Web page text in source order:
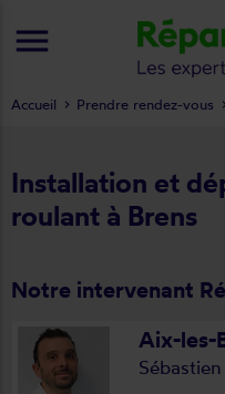
Installation et
roulant à Brens
Notre intervenant
Aix-les-
Accueil Prendre rendez-vous
menu